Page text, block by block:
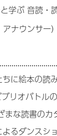
学ぶ 音読・
ナウンサー）
ちに絵本の
ブリオバトル
まな読書のカ
るダンスシ